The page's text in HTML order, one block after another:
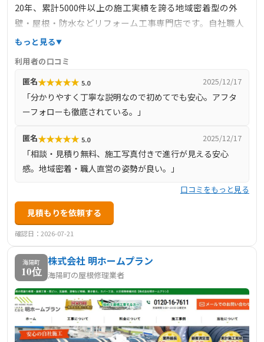
20年、累計5000件以上の施工実績を誇る地域密着型の外
壁・屋根・防水などリフォーム工事専門店です。自社職人
による一貫施工で中間マージンを省き、丁寧かつ明朗な価
法、板金工事、雨漏り補修、ベランダ防水など幅広く対応
しています。高圧洗浄から下地処理、塗装、板金、ネジ留
めなど工程ごとに写真付きで施工事例を公開しており、施
工品質とアフターフォローの安心感が評価されています。
りやすい丁寧な説明が好評。施工後のメンテナンス対応も
整っており、信頼できる地元業者です。
もっと見る
利用者の口コミ
匿名★★★★★ 5.0 2025/12/17
「分かりやすく丁寧な説明なので初めてでも安心。アフタ
ーフォローも徹底されている。」
匿名★★★★★ 5.0 2025/12/17
「相談・見積り無料、施工写真付きで進行が見える安心
感。地域密着・職人直営の姿勢が良い。」
口コミをもっと見る
見積もりを依頼する
確認日：2026-07-21
海陽町
10位
株式会社 明ホームプラン
海陽町の屋根修理業者